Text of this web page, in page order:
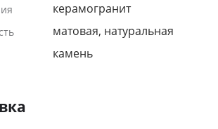
керамогранит
матовая, натуральная
камень